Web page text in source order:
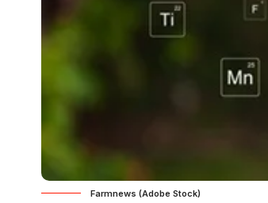
Farmnews (Adobe Stock)